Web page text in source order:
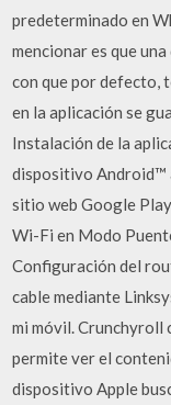
predeterminado en
mencionar es que
con que por defecto,
en la aplicación se
Instalación de la
dispositivo Android™
sitio web Google
Wi-Fi en Modo
Configuración del
cable mediante
mi móvil. Crunchyroll
permite ver el
dispositivo Apple